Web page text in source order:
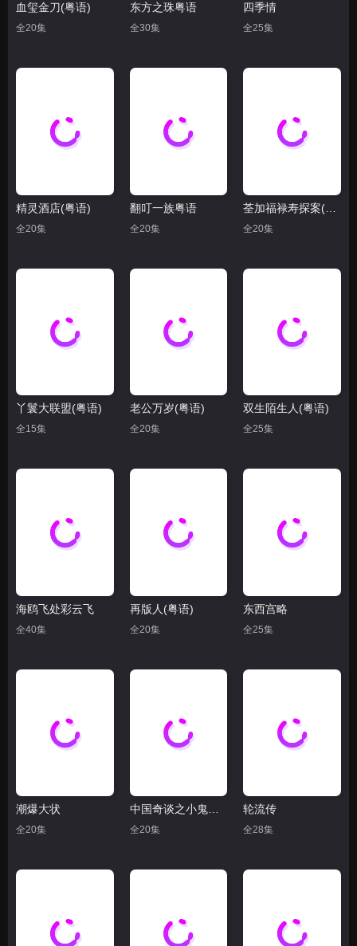
血玺金刀(粤语)
全20集
东方之珠粤语
全30集
四季情
全25集
精灵酒店(粤语)
全20集
翻叮一族粤语
全20集 全20集
丫鬟大联盟(粤语)
全15集
老公万岁(粤语)
全20集
双生陌生人(粤语)
全25集
海鸥飞处彩云飞
全40集
再版人(粤语)
全20集
东西宫略
全25集
潮爆大状
全20集
中国奇谈之小鬼偷金
全20集
轮流传
全28集